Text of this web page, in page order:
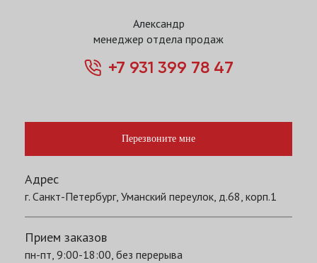
Александр
менеджер отдела продаж
+7 931 399 78 47
Перезвоните мне
Адрес
г. Санкт-Петербург, Уманский переулок, д.68, корп.1
Прием заказов
пн-пт, 9:00-18:00, без перерыва